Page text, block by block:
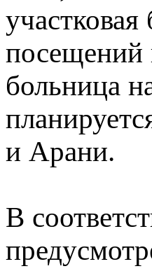
посещений
больница
и Арани.
В